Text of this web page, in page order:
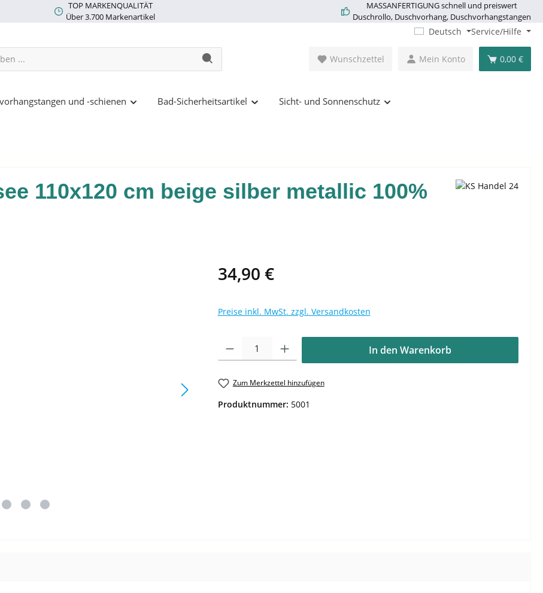
TOP MARKENQUALITÄT
Über 3.700 Markenartikel
MASSANFERTIGUNG schnell und preiswert
Duschrollo, Duschvorhang, Duschvorhangstangen
Deutsch Service/Hilfe
Wunschzettel Mein Konto 0,00 €
und -schienen Bad-Sicherheitsartikel Sicht- und Sonnenschutz
110x120 cm beige silber metallic 100%
34,90 €
Preise inkl. MwSt. zzgl. Versandkosten
In den Warenkorb
Zum Merkzettel hinzufügen
Produktnummer: 5001